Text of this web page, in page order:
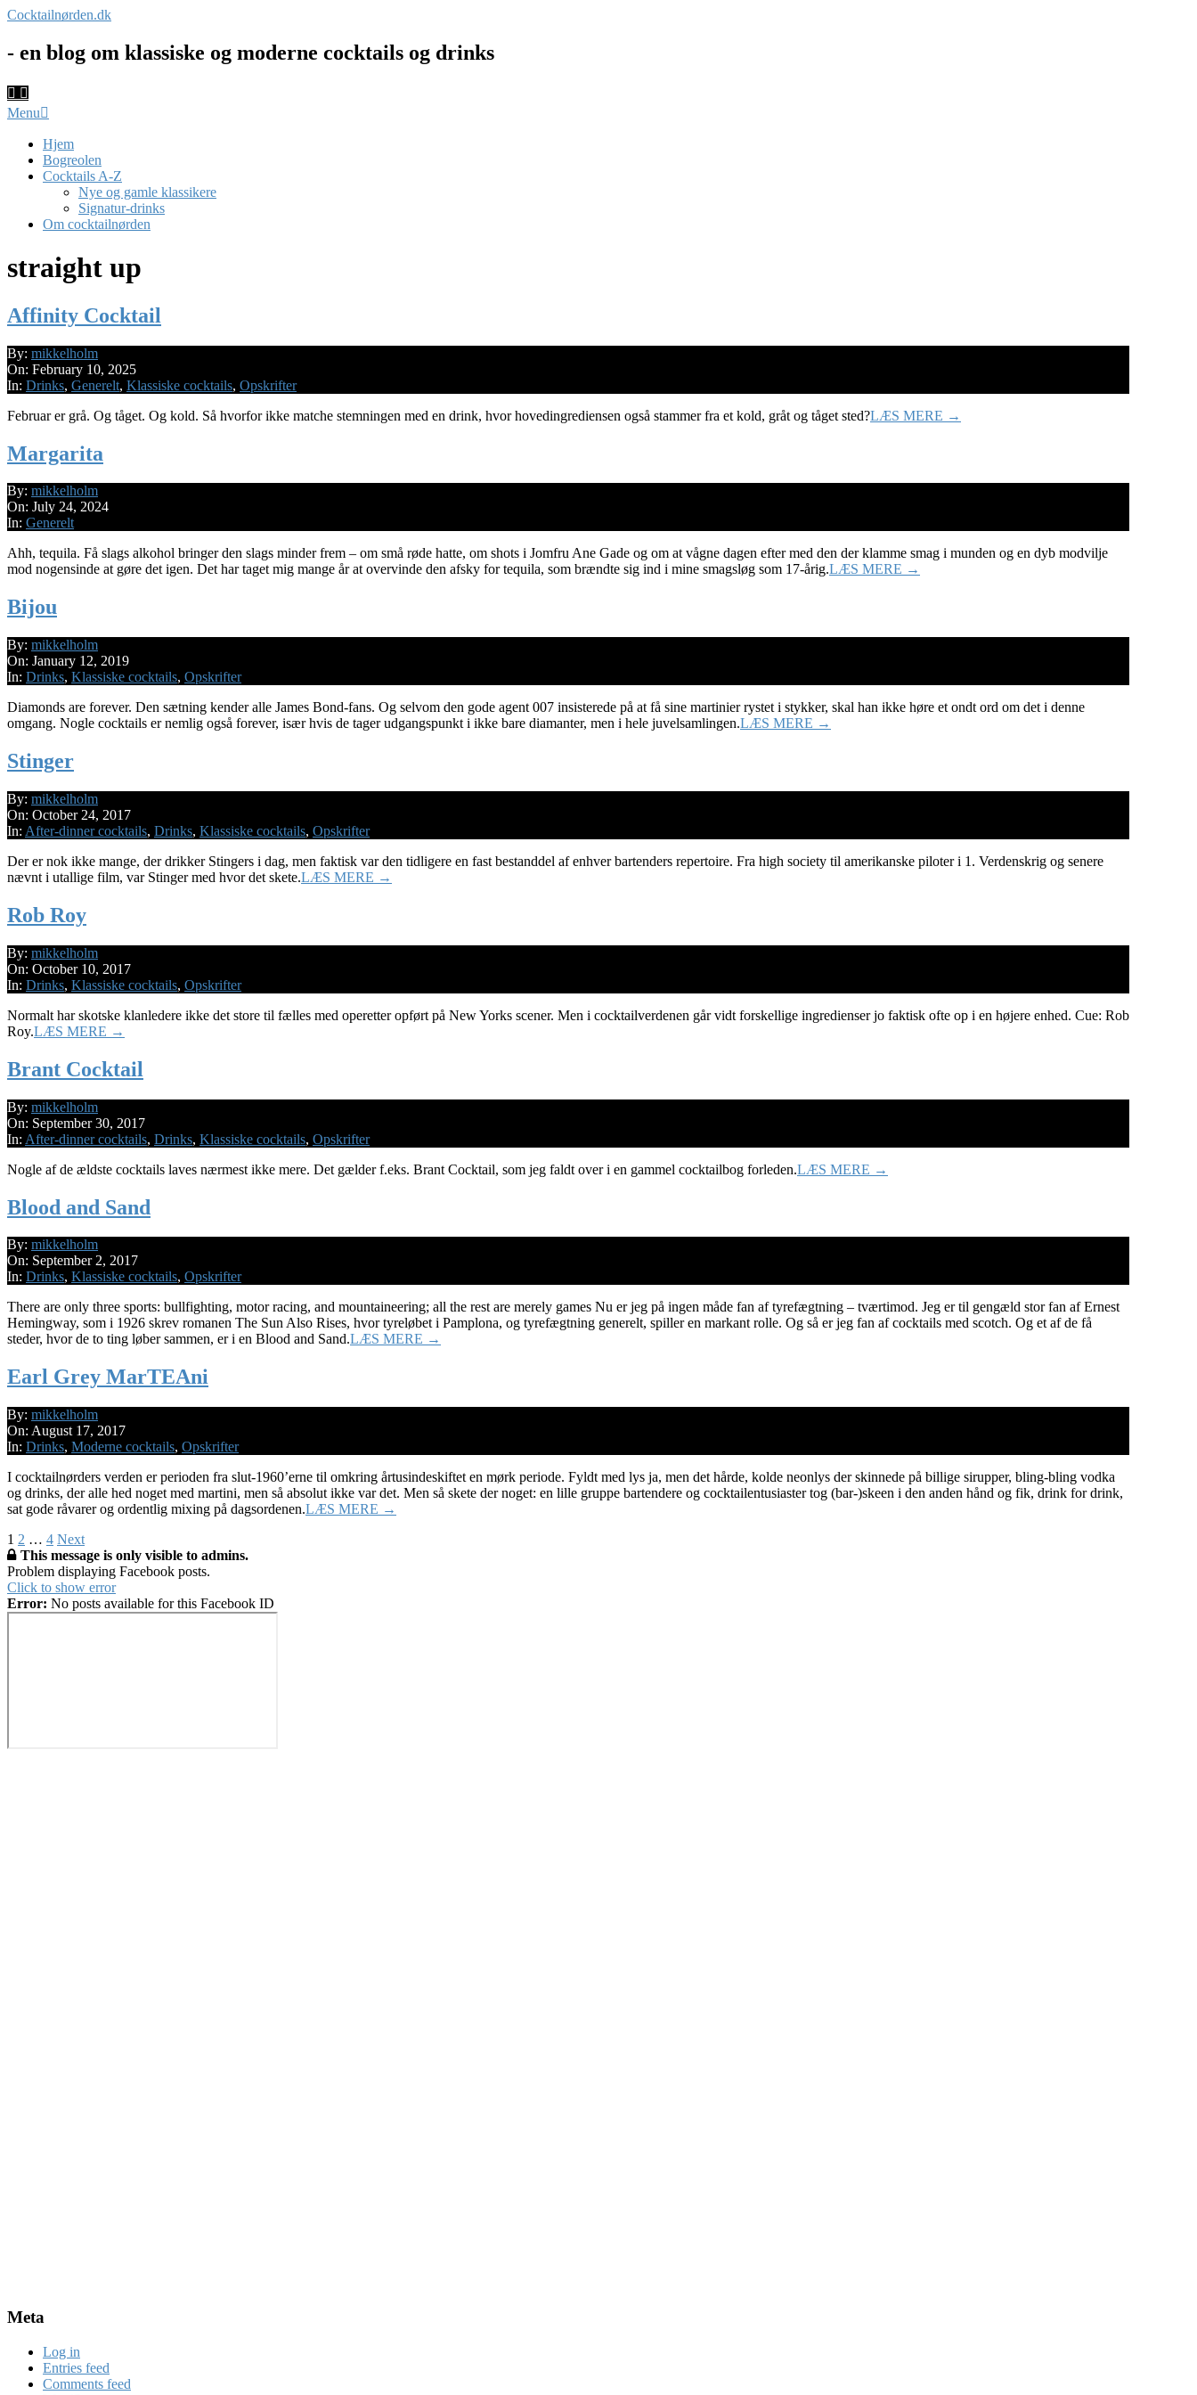
Skip
content
Cocktailnørden.dk
- en blog om klassiske og moderne cocktails og drinks
Primary
Menu
Menu
Hjem
Bogreolen
Cocktails A-Z
Nye og gamle klassikere
Signatur-drinks
Om cocktailnørden
straight up
Affinity Cocktail
2025-
02-
10
By: mikkelholm
On: February 10, 2025
In: Drinks, Generelt, Klassiske cocktails, Opskrifter
Februar er grå. Og tåget. Og kold. Så hvorfor ikke matche stemningen med en drink, hvor hovedingrediensen også stammer fra et kold, gråt og tåget sted?LÆS MERE →
Margarita
2024-
07-
24
By: mikkelholm
On: July 24, 2024
In: Generelt
Ahh, tequila. Få slags alkohol bringer den slags minder frem – om små røde hatte, om shots i Jomfru Ane Gade og om at vågne dagen efter med den der klamme smag i munden og en dyb modvilje
mod nogensinde at gøre det igen. Det har taget mig mange år at overvinde den afsky for tequila, som brændte sig ind i mine smagsløg som 17-årig.LÆS MERE →
Bijou
2019-
01-
12
By: mikkelholm
On: January 12, 2019
In: Drinks, Klassiske cocktails, Opskrifter
Diamonds are forever. Den sætning kender alle James Bond-fans. Og selvom den gode agent 007 insisterede på at få sine martinier rystet i stykker, skal han ikke høre et ondt ord om det i denne
omgang. Nogle cocktails er nemlig også forever, især hvis de tager udgangspunkt i ikke bare diamanter, men i hele juvelsamlingen.LÆS MERE →
Stinger
2017-
10-
24
By: mikkelholm
On: October 24, 2017
In: After-dinner cocktails, Drinks, Klassiske cocktails, Opskrifter
Der er nok ikke mange, der drikker Stingers i dag, men faktisk var den tidligere en fast bestanddel af enhver bartenders repertoire. Fra high society til amerikanske piloter i 1. Verdenskrig og senere
nævnt i utallige film, var Stinger med hvor det skete.LÆS MERE →
Rob Roy
2017-
10-
10
By: mikkelholm
On: October 10, 2017
In: Drinks, Klassiske cocktails, Opskrifter
Normalt har skotske klanledere ikke det store til fælles med operetter opført på New Yorks scener. Men i cocktailverdenen går vidt forskellige ingredienser jo faktisk ofte op i en højere enhed. Cue: Rob
Roy.LÆS MERE →
Brant Cocktail
2017-
09-
30
By: mikkelholm
On: September 30, 2017
In: After-dinner cocktails, Drinks, Klassiske cocktails, Opskrifter
Nogle af de ældste cocktails laves nærmest ikke mere. Det gælder f.eks. Brant Cocktail, som jeg faldt over i en gammel cocktailbog forleden.LÆS MERE →
Blood and Sand
2017-
09-
02
By: mikkelholm
On: September 2, 2017
In: Drinks, Klassiske cocktails, Opskrifter
There are only three sports: bullfighting, motor racing, and mountaineering; all the rest are merely games Nu er jeg på ingen måde fan af tyrefægtning – tværtimod. Jeg er til gengæld stor fan af Ernest
Hemingway, som i 1926 skrev romanen The Sun Also Rises, hvor tyreløbet i Pamplona, og tyrefægtning generelt, spiller en markant rolle. Og så er jeg fan af cocktails med scotch. Og et af de få
steder, hvor de to ting løber sammen, er i en Blood and Sand.LÆS MERE →
Earl Grey MarTEAni
2017-
08-
17
By: mikkelholm
On: August 17, 2017
In: Drinks, Moderne cocktails, Opskrifter
I cocktailnørders verden er perioden fra slut-1960’erne til omkring årtusindeskiftet en mørk periode. Fyldt med lys ja, men det hårde, kolde neonlys der skinnede på billige sirupper, bling-bling vodka
og drinks, der alle hed noget med martini, men så absolut ikke var det. Men så skete der noget: en lille gruppe bartendere og cocktailentusiaster tog (bar-)skeen i den anden hånd og fik, drink for drink,
sat gode råvarer og ordentlig mixing på dagsordenen.LÆS MERE →
Posts
pagination
1 2 … 4 Next
This message is only visible to admins.
Problem displaying Facebook posts.
Click to show error
Error: No posts available for this Facebook ID
Meta
Log in
Entries feed
Comments feed